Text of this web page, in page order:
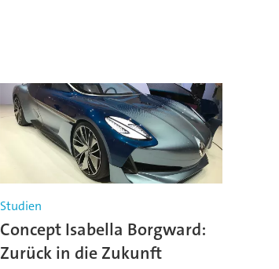
Studien
Concept Isabella Borgward:
Zurück in die Zukunft